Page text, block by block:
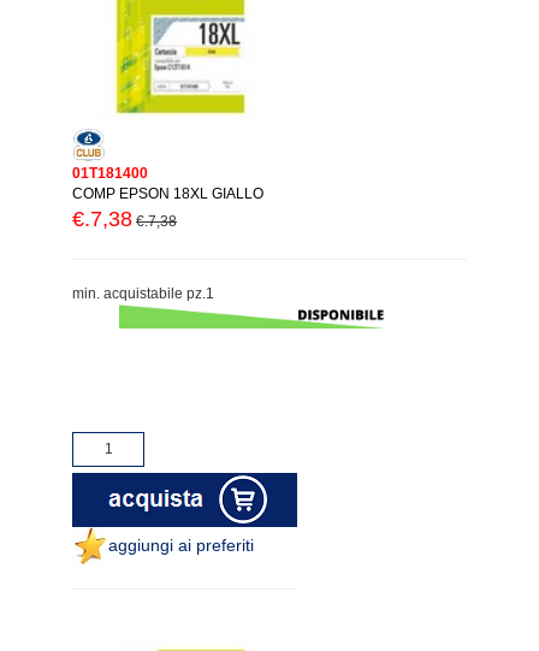
01T181400
COMP EPSON 18XL GIALLO
€.7,38 €.7,38
min. acquistabile pz.1
aggiungi ai preferiti